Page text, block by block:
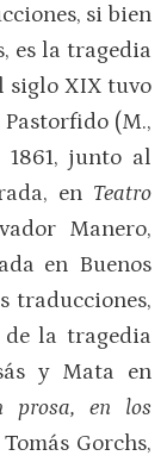
si bien
es la tragedia
siglo XIX tuvo
(M.,
1861, junto al
en Teatro
Manero,
en Buenos
traducciones,
de la tragedia
y Mata en
prosa, en los
Tomás Gorchs,